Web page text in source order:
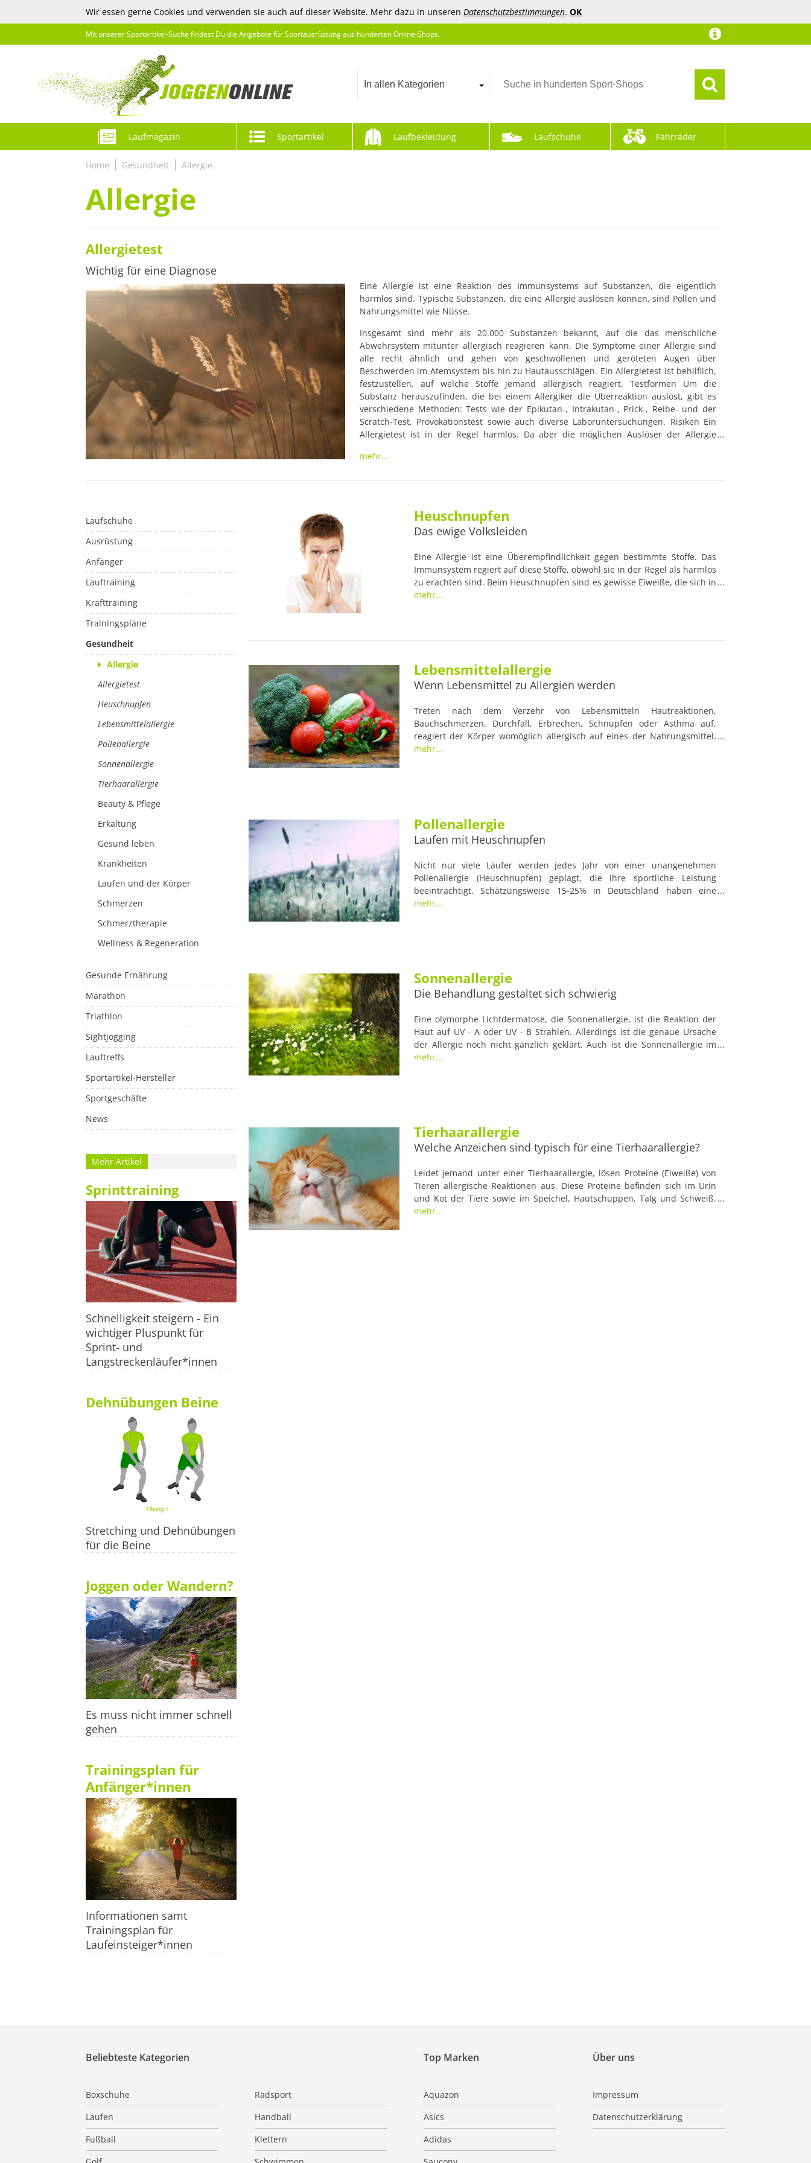
Wir essen gerne Cookies und verwenden sie auch auf dieser Website. Mehr dazu in unseren Datenschutzbestimmungen. OK
Mit unserer Sportartikel-Suche findest Du die Angebote für Sportausrüstung aus hunderten Online-Shops.
In allen Kategorien
Laufmagazin Sportartikel Laufbekleidung Laufschuhe Fahrräder
Home Gesundheit Allergie
Allergie
Allergietest
Wichtig für eine Diagnose
Eine Allergie ist eine Reaktion des Immunsystems auf Substanzen, die eigentlich
harmlos sind. Typische Substanzen, die eine Allergie auslösen können, sind Pollen und
Nahrungsmittel wie Nüsse.
Insgesamt sind mehr als 20.000 Substanzen bekannt, auf die das menschliche
Abwehrsystem mitunter allergisch reagieren kann. Die Symptome einer Allergie sind
alle recht ähnlich und gehen von geschwollenen und geröteten Augen über
Beschwerden im Atemsystem bis hin zu Hautausschlägen. Ein Allergietest ist behilflich,
festzustellen, auf welche Stoffe jemand allergisch reagiert. Testformen Um die
Substanz herauszufinden, die bei einem Allergiker die Überreaktion auslöst, gibt es
verschiedene Methoden: Tests wie der Epikutan-, Intrakutan-, Prick-, Reibe- und der
Scratch-Test, Provokationstest sowie auch diverse Laboruntersuchungen. Risiken Ein
Allergietest ist in der Regel harmlos. Da aber die möglichen Auslöser der Allergie
mehr...
Laufschuhe
Ausrüstung
Anfänger
Lauftraining
Krafttraining
Trainingspläne
Gesundheit
Allergie
Allergietest
Heuschnupfen
Lebensmittelallergie
Pollenallergie
Sonnenallergie
Tierhaarallergie
Beauty & Pflege
Erkältung
Gesund leben
Krankheiten
Laufen und der Körper
Schmerzen
Schmerztherapie
Wellness & Regeneration
Gesunde Ernährung
Marathon
Triathlon
Sightjogging
Lauftreffs
Sportartikel-Hersteller
Sportgeschäfte
News
Mehr Artikel
Sprinttraining
Schnelligkeit steigern - Ein
wichtiger Pluspunkt für
Sprint- und
Langstreckenläufer*innen
Dehnübungen Beine
Stretching und Dehnübungen
für die Beine
Joggen oder Wandern?
Es muss nicht immer schnell
gehen
Trainingsplan für
Anfänger*innen
Informationen samt
Trainingsplan für
Laufeinsteiger*innen
Heuschnupfen
Das ewige Volksleiden
Eine Allergie ist eine Überempfindlichkeit gegen bestimmte Stoffe. Das
Immunsystem regiert auf diese Stoffe, obwohl sie in der Regel als harmlos
zu erachten sind. Beim Heuschnupfen sind es gewisse Eiweiße, die sich in
Pollenkörnern von Blüten und Bäumen befinden, auf die der Körper
mehr...
Lebensmittelallergie
Wenn Lebensmittel zu Allergien werden
Treten nach dem Verzehr von Lebensmitteln Hautreaktionen,
Bauchschmerzen, Durchfall, Erbrechen, Schnupfen oder Asthma auf,
reagiert der Körper womöglich allergisch auf eines der Nahrungsmittel.
Der Betroffene leidet unter Umständen an einer Lebensmittelallergie.
mehr...
Pollenallergie
Laufen mit Heuschnupfen
Nicht nur viele Läufer werden jedes Jahr von einer unangenehmen
Pollenallergie (Heuschnupfen) geplagt, die ihre sportliche Leistung
beeinträchtigt. Schätzungsweise 15-25% in Deutschland haben eine
Allergie gegen Pollen. Die Tendenz zu allergischen Reaktionen auf
mehr...
Sonnenallergie
Die Behandlung gestaltet sich schwierig
Eine olymorphe Lichtdermatose, die Sonnenallergie, ist die Reaktion der
Haut auf UV - A oder UV - B Strahlen. Allerdings ist die genaue Ursache
der Allergie noch nicht gänzlich geklärt. Auch ist die Sonnenallergie im
eigentlichen Sinne gar keine Allergie. Auf Grund der Reaktionen, die
mehr...
Tierhaarallergie
Welche Anzeichen sind typisch für eine Tierhaarallergie?
Leidet jemand unter einer Tierhaarallergie, lösen Proteine (Eiweiße) von
Tieren allergische Reaktionen aus. Diese Proteine befinden sich im Urin
und Kot der Tiere sowie im Speichel, Hautschuppen, Talg und Schweiß.
Entgegen des Namens der Allergie sind die Haare im eigentlichen Sinne
mehr...
Über uns
Impressum
Datenschutzerklärung
Beliebteste Kategorien
Boxschuhe
Radsport
Laufen
Handball
Fußball
Klettern
Top Marken
Aquazon
Asics
Adidas